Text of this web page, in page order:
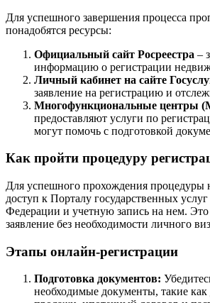
Для успешного завершения процесса
понадобятся ресурсы:
Официальный сайт Росреестра –
информацию о регистрации
Личный кабинет на сайте
заявление на регистрацию и
Многофункциональные центры
предоставляют услуги по
могут помочь с подготовкой
Как пройти процедуру
Для успешного прохождения процедуры
доступ к Порталу государственных
Федерации и учетную запись на нем. Это
заявление без необходимости личного
Этапы онлайн-регистрации
Подготовка документов:
необходимые документы, такие